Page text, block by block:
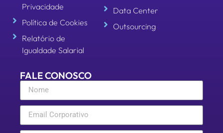
Privacidade
Política de Cookies
Relatório de
Igualdade Salarial
Data Center
Outsourcing
FALE CONOSCO